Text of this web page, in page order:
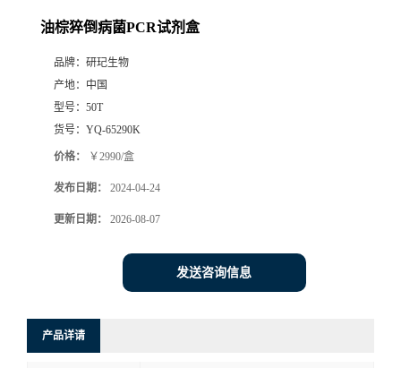
油棕猝倒病菌PCR试剂盒
品牌： 研玘生物
产地： 中国
型号： 50T
货号： YQ-65290K
价格： ￥2990/盒
发布日期： 2024-04-24
更新日期： 2026-08-07
发送咨询信息
产品详请